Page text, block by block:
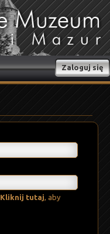
Zaloguj się
Kliknij tutaj, aby